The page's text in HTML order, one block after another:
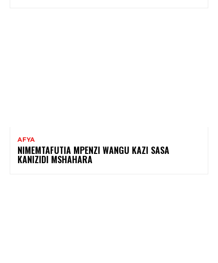
AFYA
NIMEMTAFUTIA MPENZI WANGU KAZI SASA
KANIZIDI MSHAHARA